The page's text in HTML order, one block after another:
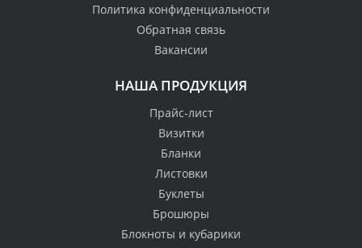
Политика конфиденциальности
Обратная связь
Вакансии
НАША ПРОДУКЦИЯ
Прайс-лист
Визитки
Бланки
Листовки
Буклеты
Брошюры
Блокноты и кубарики